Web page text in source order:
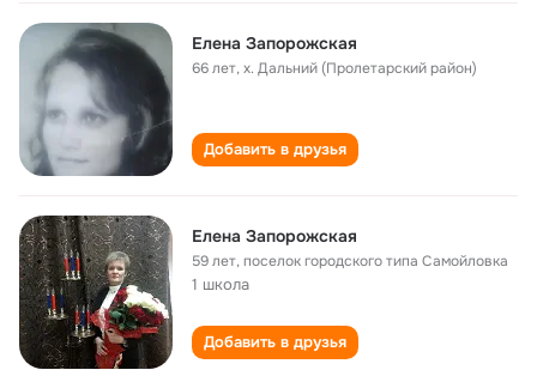
Елена Запорожская
66 лет,х. Дальний (Пролетарский район)
Добавить в друзья
Елена Запорожская
59 лет,поселок городского типа Самойловка
1 школа
Добавить в друзья